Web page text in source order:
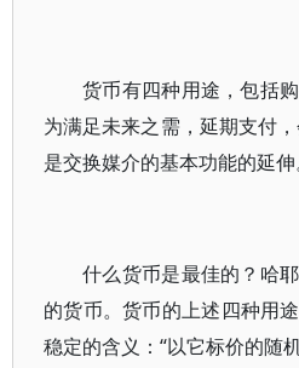
货币有四种用途，包括
为满足未来之需，延期支付
是交换媒介的基本功能的延伸
什么货币是最佳的？哈
的货币。货币的上述四种用
稳定的含义：“以它标价的随